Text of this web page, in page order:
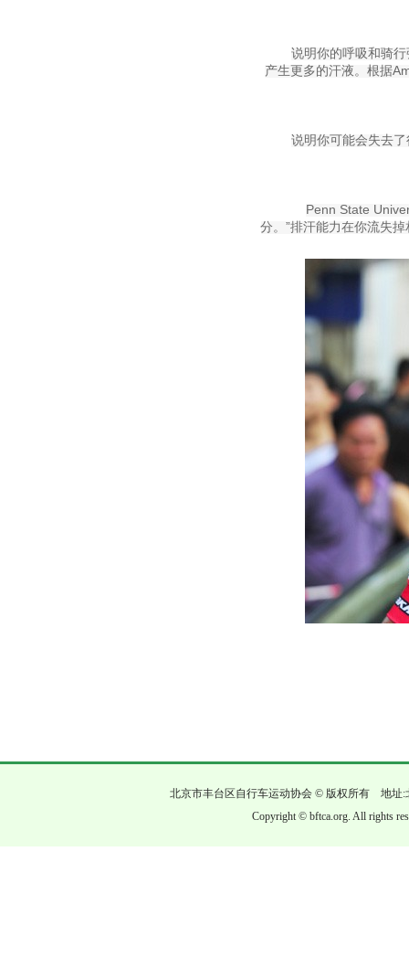
说明你的呼吸和骑
产生更多的汗液。根据
说明你可能会失去
Penn State
分。”排汗能力在你流失
北京市丰台区自行车运动协会 © 版权所有 地址:
Copyright © bftca.org. All rights